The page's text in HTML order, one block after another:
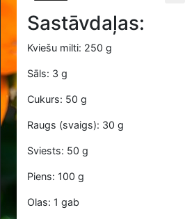
Sastāvdaļas:
Kviešu milti: 250 g
Sāls: 3 g
Cukurs: 50 g
Raugs (svaigs): 30 g
Sviests: 50 g
Piens: 100 g
Olas: 1 gab